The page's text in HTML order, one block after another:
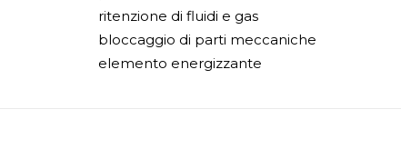
ritenzione di fluidi e gas
bloccaggio di parti meccaniche
elemento energizzante